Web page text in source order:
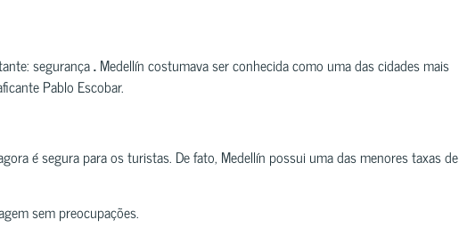
segurança.Medellín costumava ser conhecida como uma das cidades mais
Pablo Escobar.
é segura para os turistas. De fato, Medellín possui uma das menores taxas de
sem preocupações.